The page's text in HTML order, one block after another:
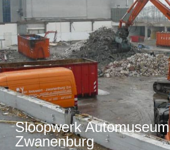
Sloopwerk Automuseum
Zwanenburg